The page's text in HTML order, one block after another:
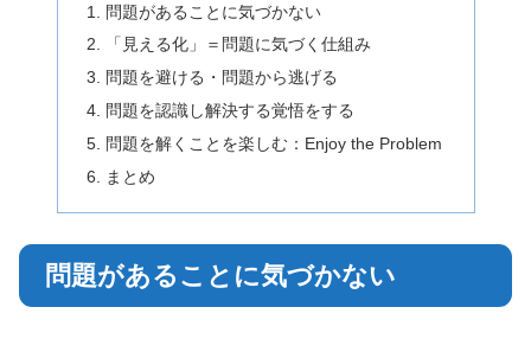
問題があることに気づかない
「見える化」＝問題に気づく仕組み
問題を避ける・問題から逃げる
問題を認識し解決する覚悟をする
問題を解くことを楽しむ：Enjoy the Problem
まとめ
問題があることに気づかない